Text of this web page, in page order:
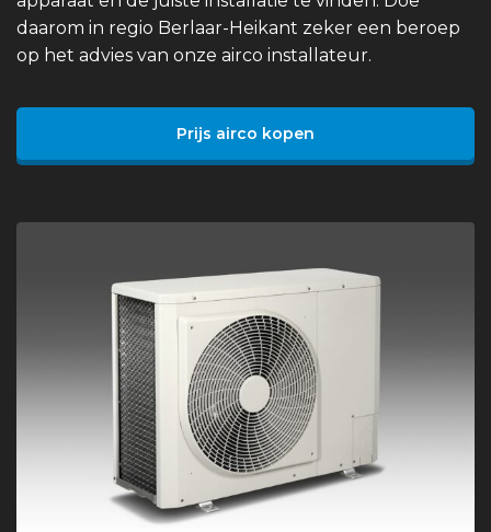
daarom in regio Berlaar-Heikant zeker een beroep
op het advies van onze airco installateur.
Prijs airco kopen